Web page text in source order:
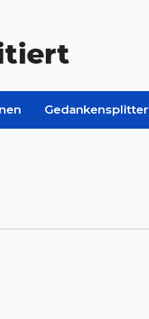
Gedankensplitter